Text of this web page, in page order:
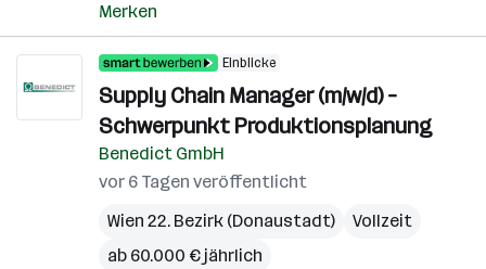
Merken
Einblicke
Supply Chain Manager (m/w/d) –
Schwerpunkt Produktionsplanung
Benedict GmbH
vor 6 Tagen veröffentlicht
Wien 22. Bezirk (Donaustadt)
Vollzeit
ab 60.000 € jährlich